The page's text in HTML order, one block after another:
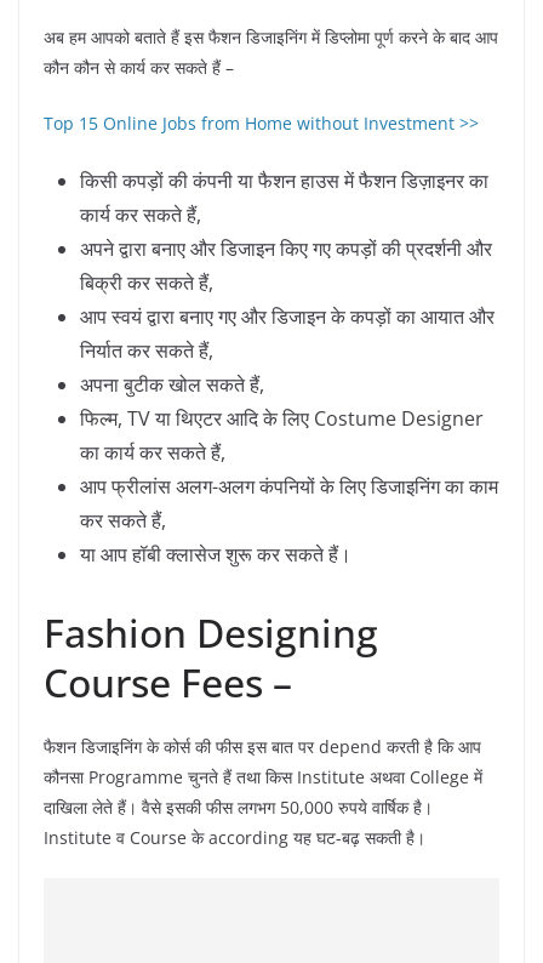
अब हम आपको बताते हैं इस फैशन डिजाइनिंग में डिप्लोमा पूर्ण करने के बाद आप
कौन कौन से कार्य कर सकते हैं –
Top 15 Online Jobs from Home without Investment >>
किसी कपड़ों की कंपनी या फैशन हाउस में फैशन डिज़ाइनर का
कार्य कर सकते हैं,
अपने द्वारा बनाए और डिजाइन किए गए कपड़ों की प्रदर्शनी और
बिक्री कर सकते हैं,
आप स्वयं द्वारा बनाए गए और डिजाइन के कपड़ों का आयात और
निर्यात कर सकते हैं,
अपना बुटीक खोल सकते हैं,
फिल्म, TV या थिएटर आदि के लिए Costume Designer
का कार्य कर सकते हैं,
आप फ्रीलांस अलग-अलग कंपनियों के लिए डिजाइनिंग का काम
कर सकते हैं,
या आप हॉबी क्लासेज शुरू कर सकते हैं।
Fashion Designing
Course Fees –
फैशन डिजाइनिंग के कोर्स की फीस इस बात पर depend करती है कि आप
कौनसा Programme चुनते हैं तथा किस Institute अथवा College में
दाखिला लेते हैं। वैसे इसकी फीस लगभग 50,000 रुपये वार्षिक है।
Institute व Course के according यह घट-बढ़ सकती है।